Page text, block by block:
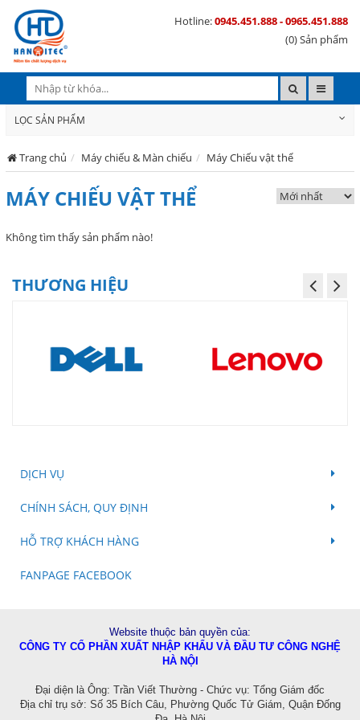
Hotline:0945.451.888 - 0965.451.888
(0) Sản phẩm
LỌC SẢN PHẨM
Trang chủ Máy chiếu & Màn chiếu Máy Chiếu vật thể
MÁY CHIẾU VẬT THỂ
Không tìm thấy sản phẩm nào!
THƯƠNG HIỆU
DỊCH VỤ
CHÍNH SÁCH, QUY ĐỊNH
HỖ TRỢ KHÁCH HÀNG
FANPAGE FACEBOOK
Website thuộc bản quyền của:
CÔNG TY CỔ PHẦN XUẤT NHẬP KHẨU VÀ ĐẦU TƯ CÔNG NGHỆ
HÀ NỘI
Đại diện là Ông: Trần Viết Thường - Chức vụ: Tổng Giám đốc
Địa chỉ trụ sở: Số 35 Bích Câu, Phường Quốc Tử Giám, Quận Đống